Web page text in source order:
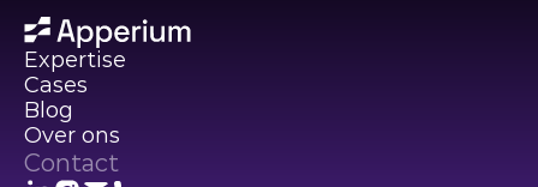
Expertise
Cases
Blog
Over ons
Contact